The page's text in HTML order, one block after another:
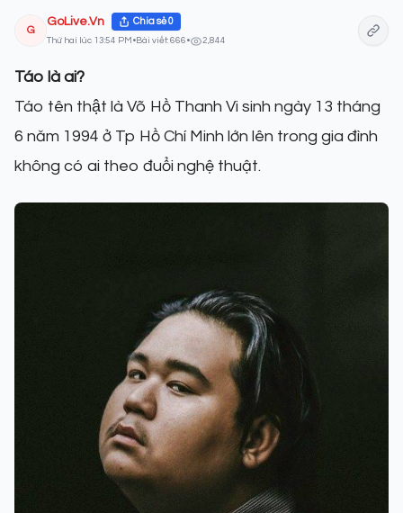
G
GoLive.Vn Chia sẻ0
Thứ hai lúc 13:54 PM • Bài viết: 666 • 2,844
Táo là ai?
Táo tên thật là Võ Hồ Thanh Vi sinh ngày 13 tháng
6 năm 1994 ở Tp Hồ Chí Minh lớn lên trong gia đình
không có ai theo đuổi nghệ thuật.